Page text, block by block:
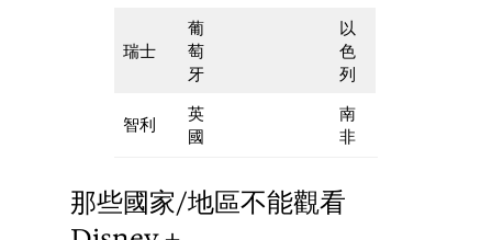
瑞士
葡
萄
牙
以
色
列
智利
英
國
南
非
那些國家/地區不能觀看